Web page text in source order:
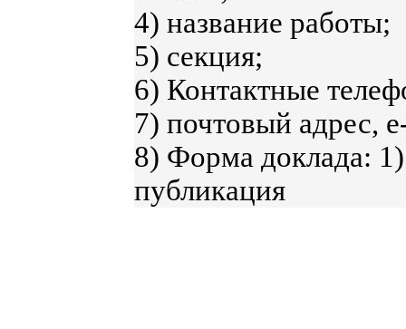
4) название работы;
5) секция;
6) Контактные
7) почтовый адрес,
8) Форма доклада:
публикация